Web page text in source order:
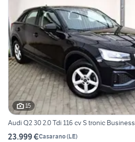
15
Audi Q2 30 2.0 Tdi 116 cv S tronic Business
23.999 €Casarano(LE)